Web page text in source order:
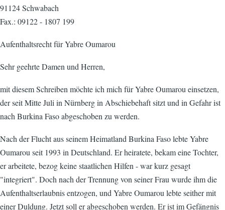
91124 Schwabach
Fax.: 09122 - 1807 199
Aufenthaltsrecht für Yabre Oumarou
Sehr geehrte Damen und Herren,
mit diesem Schreiben möchte ich mich für Yabre Oumarou einsetzen,
der seit Mitte Juli in Nürnberg in Abschiebehaft sitzt und in Gefahr ist
nach Burkina Faso abgeschoben zu werden.
Nach der Flucht aus seinem Heimatland Burkina Faso lebte Yabre
Oumarou seit 1993 in Deutschland. Er heiratete, bekam eine Tochter,
er arbeitete, bezog keine staatlichen Hilfen - war kurz gesagt
"integriert". Doch nach der Trennung von seiner Frau wurde ihm die
Aufenthaltserlaubnis entzogen, und Yabre Oumarou lebte seither mit
einer Duldung. Jetzt soll er abgeschoben werden. Er ist im Gefängnis